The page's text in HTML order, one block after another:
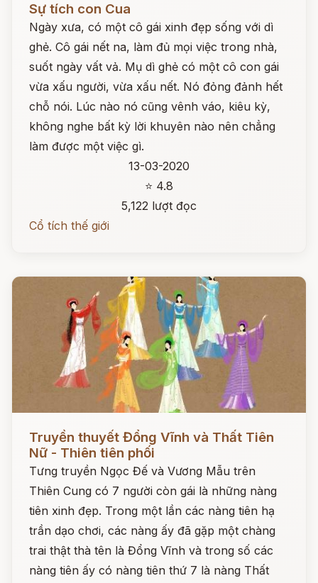
Sự tích con Cua
Ngày xưa, có một cô gái xinh đẹp sống với dì
ghẻ. Cô gái nết na, làm đủ mọi việc trong nhà,
suốt ngày vất vả. Mụ dì ghẻ có một cô con gái
vừa xấu người, vừa xấu nết. Nó đỏng đảnh hết
chỗ nói. Lúc nào nó cũng vênh váo, kiêu kỳ,
không nghe bất kỳ lời khuyên nào nên chẳng
làm được một việc gì.
13-03-2020
⭐ 4.8
5,122 lượt đọc
Cổ tích thế giới
Đọc ngay
Truyền thuyết Đổng Vĩnh và Thất Tiên
Nữ - Thiên tiên phối
Tưng truyền Ngọc Đế và Vương Mẫu trên
Thiên Cung có 7 người còn gái là những nàng
tiên xinh đẹp. Trong một lần các nàng tiên hạ
trần dạo chơi, các nàng ấy đã gặp một chàng
trai thật thà tên là Đổng Vĩnh và trong số các
nàng tiên ấy có nàng tiên thứ 7 là nàng Thất